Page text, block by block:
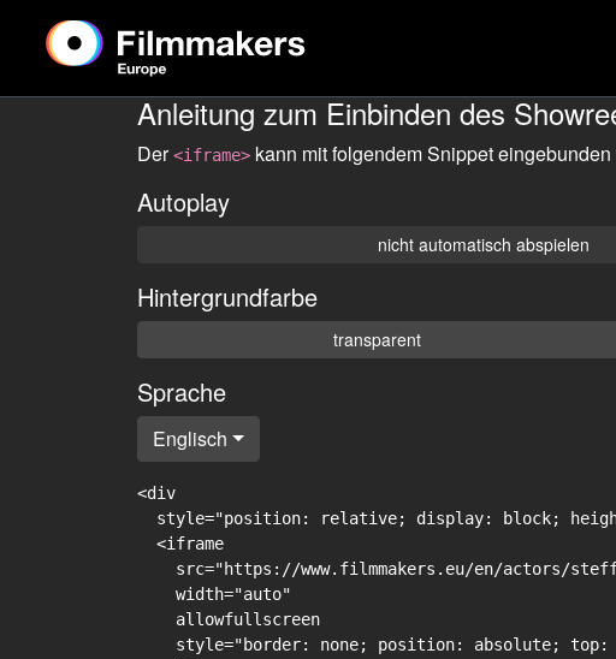
Anleitung zum Einbinden des
Der<iframe> kann mit folgendem Snippet
Autoplay
nicht automatisch abspielen
Hintergrundfarbe
transparent
Sprache
Englisch
<div
style="position: relative; display: block;
  <iframe
src="https://www.filmmakers.eu/en/actors/
    width="auto"
    allowfullscreen
style="border: none; position: absolute;